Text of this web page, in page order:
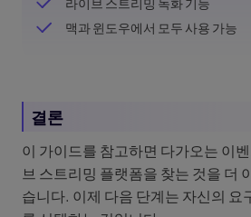
맥과 윈도우에서 모두 사용 가능
결론
이 가이드를 참고하면 다가오는 이
브 스트리밍 플랫폼을 찾는 것을 더
습니다. 이제 다음 단계는 자신의 요